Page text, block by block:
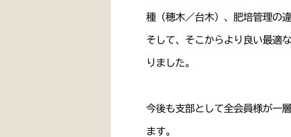
種（穂木／台木）、肥培管理の
そして、そこからより良い最適
りました。
今後も支部として全会員様が一
ます。